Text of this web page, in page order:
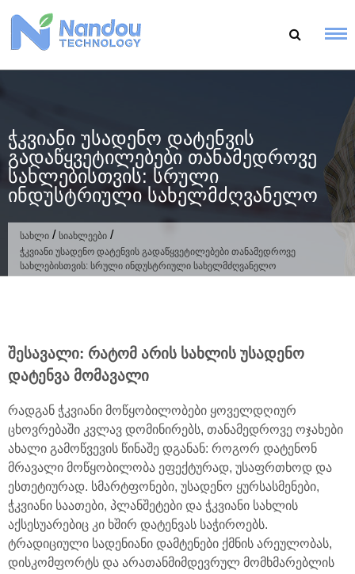
კონტენტზე
Ჭკვიანი Უსადენო Დატენვის
Გადაწყვეტილებები Თანამედროვე
Სახლებისთვის: Სრული
Ინდუსტრიული Სახელმძღვანელო
სახლი / სიახლეები /
ჭკვიანი უსადენო დატენვის გადაწყვეტილებები თანამედროვე
სახლებისთვის: სრული ინდუსტრიული სახელმძღვანელო
შესავალი: რატომ არის სახლის უსადენო
დატენვა მომავალი
რადგან ჭკვიანი მოწყობილობები ყოველდღიურ
ცხოვრებაში კვლავ დომინირებს, თანამედროვე ოჯახები
ახალი გამოწვევის წინაშე დგანან: როგორ დატენონ
მრავალი მოწყობილობა ეფექტურად, უსაფრთხოდ და
ესთეტიურად. სმარტფონები, უსადენო ყურსასმენები,
ჭკვიანი საათები, პლანშეტები და ჭკვიანი სახლის
აქსესუარებიც კი ხშირ დატენვას საჭიროებს.
ტრადიციული სადენიანი დამტენები ქმნის არეულობას,
დისკომფორტს და არათანმიმდევრულ მომხმარებლის